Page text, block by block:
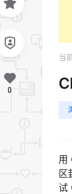
当
用
区
试
0